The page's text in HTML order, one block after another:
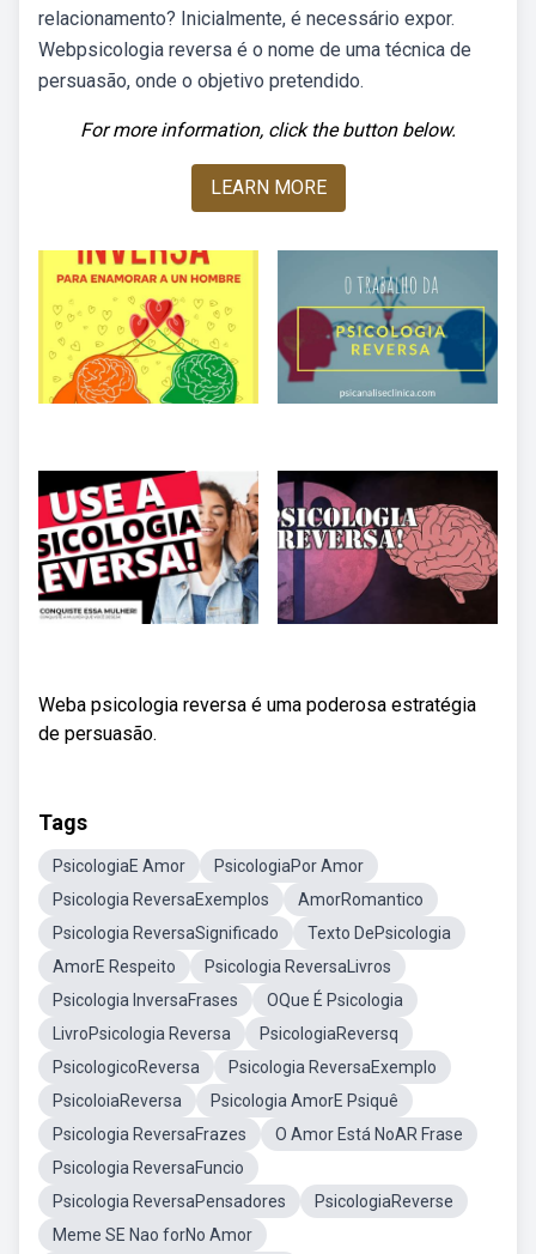
relacionamento? Inicialmente, é necessário expor.
Webpsicologia reversa é o nome de uma técnica de
persuasão, onde o objetivo pretendido.
For more information, click the button below.
LEARN MORE
Weba psicologia reversa é uma poderosa estratégia
de persuasão.
Tags
PsicologiaE Amor
PsicologiaPor Amor
Psicologia ReversaExemplos
AmorRomantico
Psicologia ReversaSignificado
Texto DePsicologia
AmorE Respeito
Psicologia ReversaLivros
Psicologia InversaFrases
OQue É Psicologia
LivroPsicologia Reversa
PsicologiaReversq
PsicologicoReversa
Psicologia ReversaExemplo
PsicoloiaReversa
Psicologia AmorE Psiquê
Psicologia ReversaFrazes
O Amor Está NoAR Frase
Psicologia ReversaFuncio
Psicologia ReversaPensadores
PsicologiaReverse
Meme SE Nao forNo Amor